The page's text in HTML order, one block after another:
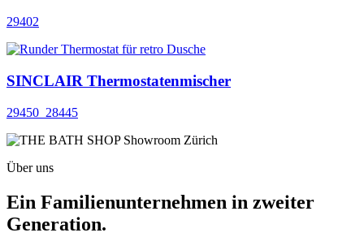
29402
SINCLAIR Thermostatenmischer
29450_28445
Über uns
Ein Familienunternehmen in zweiter
Generation.